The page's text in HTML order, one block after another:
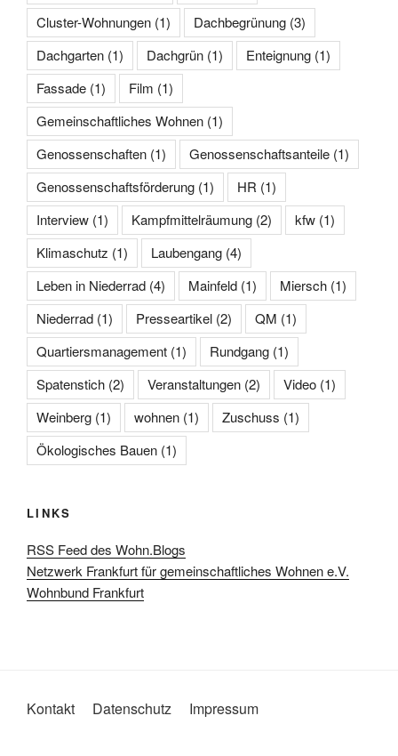
Cluster-Wohnungen (1) Dachbegrünung (3)
Dachgarten (1) Dachgrün (1) Enteignung (1)
Fassade (1) Film (1)
Gemeinschaftliches Wohnen (1)
Genossenschaften (1) Genossenschaftsanteile (1)
Genossenschaftsförderung (1) HR (1)
Interview (1) Kampfmittelräumung (2) kfw (1)
Klimaschutz (1) Laubengang (4)
Leben in Niederrad (4) Mainfeld (1) Miersch (1)
Niederrad (1) Presseartikel (2) QM (1)
Quartiersmanagement (1) Rundgang (1)
Spatenstich (2) Veranstaltungen (2) Video (1)
Weinberg (1) wohnen (1) Zuschuss (1)
Ökologisches Bauen (1)
LINKS
RSS Feed des Wohn.Blogs
Netzwerk Frankfurt für gemeinschaftliches Wohnen e.V.
Wohnbund Frankfurt
Kontakt Datenschutz Impressum